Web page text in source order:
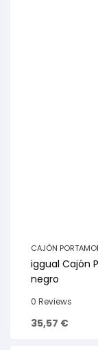
CAJÓN
iggual Cajón
negro
0 Reviews
35,57 €